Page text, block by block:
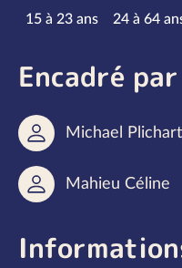
Tranches
15 à 23 ans 24 à 64
Encadré par
Michael Plichart
Mahieu Céline